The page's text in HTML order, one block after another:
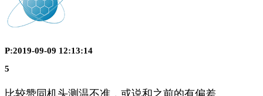
P:2019-09-09 12:13:14
5
比较赞同机头测温不准，或说和之前的有偏差